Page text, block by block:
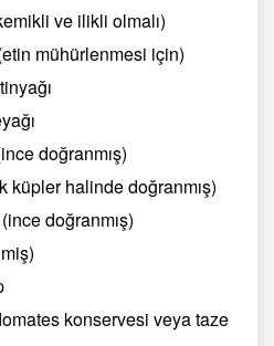
ve ilikli olmalı)
mühürlenmesi için)
doğranmış)
küpler halinde doğranmış)
doğranmış)
konservesi veya taze